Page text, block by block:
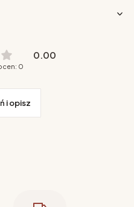
0.00
0
i opisz